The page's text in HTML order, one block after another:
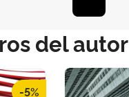
del autor
-5%